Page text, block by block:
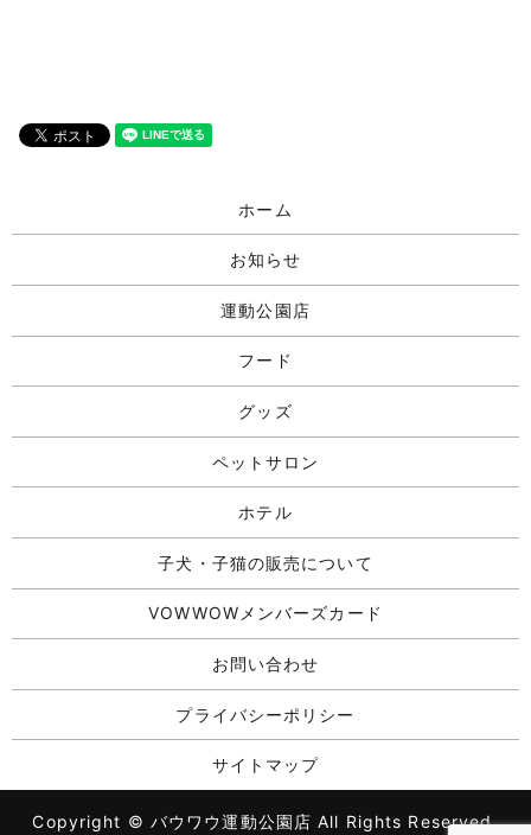
ホーム
お知らせ
運動公園店
フード
グッズ
ペットサロン
ホテル
子犬・子猫の販売について
VOWWOWメンバーズカード
お問い合わせ
プライバシーポリシー
サイトマップ
Copyright © バウワウ運動公園店 All Rights Reserved.